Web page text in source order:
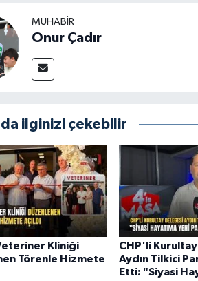
MUHABİR
Onur Çadır
da ilginizi çekebilir
Kliniği
Törenle Hizmete
CHP'li
Aydın Tilkici
Etti: "Siyasi